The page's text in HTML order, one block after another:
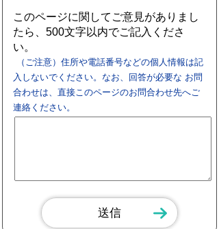
このページに関してご意見がありまし
たら、500文字以内でご記入くださ
い。
（ご注意）住所や電話番号などの個人情報は記
入しないでください。なお、回答が必要な お問
合わせは、直接このページのお問合わせ先へご
連絡ください。